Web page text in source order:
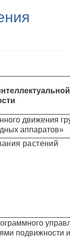
движения
аппаратов»
растений
подвижности